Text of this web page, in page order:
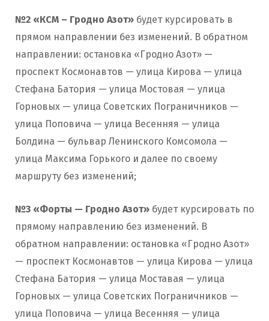
№2 «КСМ – Гродно Азот» будет курсировать в
прямом направлении без изменений. В обратном
направлении: остановка «Гродно Азот» —
проспект Космонавтов — улица Кирова — улица
Стефана Батория — улица Мостовая — улица
Горновых — улица Советских Пограничников —
улица Поповича — улица Весенняя — улица
Болдина — бульвар Ленинского Комсомола —
улица Максима Горького и далее по своему
маршруту без изменений;
№3 «Форты — Гродно Азот» будет курсировать по
прямому направлению без изменений. В
обратном направлении: остановка «Гродно Азот»
— проспект Космонавтов — улица Кирова — улица
Стефана Батория — улица Моставая — улица
Горновых — улица Советских Пограничников —
улица Поповича — улица Весенняя — улица